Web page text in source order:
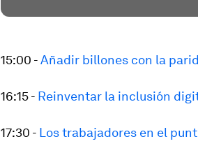
15:00 -Añadir billones con la
16:15 - Reinventar la inclusión
17:30 - Los trabajadores en el